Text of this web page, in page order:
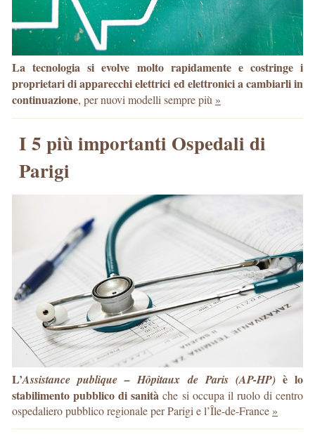
La tecnologia si evolve molto rapidamente e costringe i
proprietari di apparecchi elettrici ed elettronici a cambiarli in
continuazione, per nuovi modelli sempre più »
I 5 più importanti Ospedali di
Parigi
L’Assistance publique – Hôpitaux de Paris (AP-HP)è lo
stabilimento pubblico di sanità che si occupa il ruolo di centro
ospedaliero pubblico regionale per Parigi e l’Île-de-France »